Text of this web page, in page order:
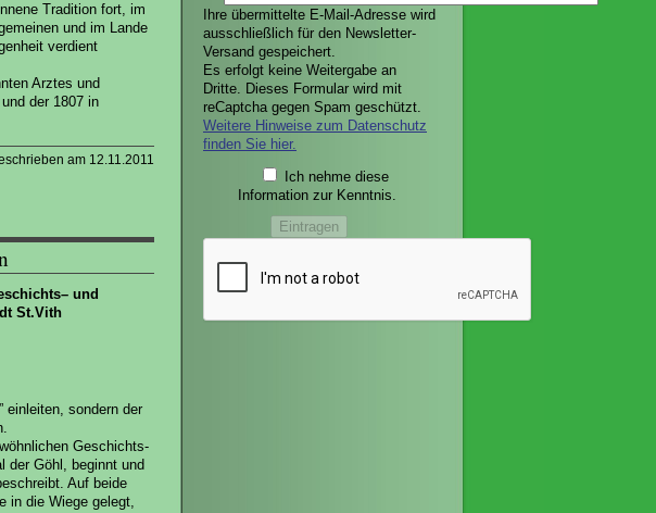
Tradition fort, im
und im Lande
verdient
Arztes und
der 1807 in
am 12.11.2011
und
St.Vith
einleiten, sondern der
Geschichts-
der Göhl, beginnt und
Auf beide
in die Wiege gelegt,
Ihre übermittelte E-Mail-Adresse wird
ausschließlich für den Newsletter-
Versand gespeichert.
Es erfolgt keine Weitergabe an
Dritte. Dieses Formular wird mit
reCaptcha gegen Spam geschützt.
Weitere Hinweise zum Datenschutz
finden Sie hier.
Ich nehme diese
Information zur Kenntnis.